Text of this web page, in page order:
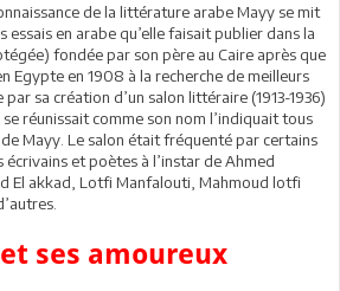
de la littérature arabe Mayy se mit
essais en arabe qu’elle faisait publier dans la
fondée par son père au Caire après que
Egypte en 1908 à la recherche de meilleurs
sa création d’un salon littéraire (1913-1936)
réunissait comme son nom l’indiquait tous
Mayy. Le salon était fréquenté par certains
et poètes à l’instar de Ahmed
El akkad, Lotfi Manfalouti, Mahmoud lotfi
ses amoureux